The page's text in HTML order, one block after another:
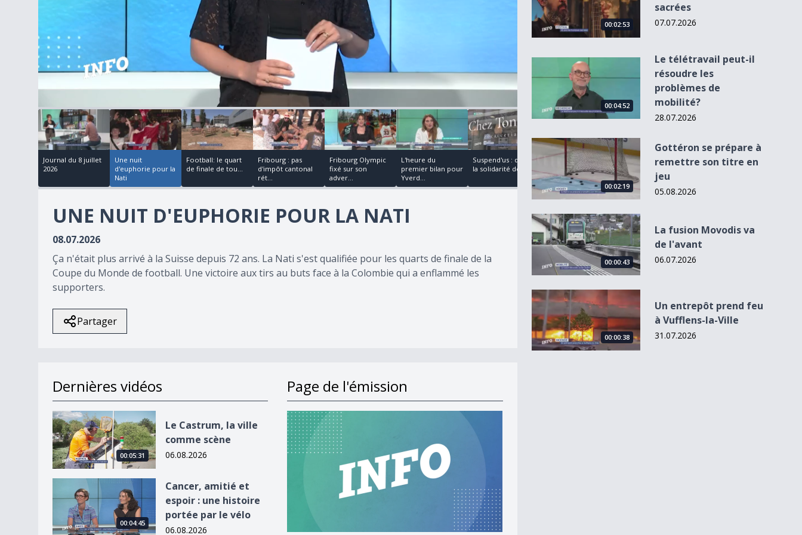
1
minute,
6
seconds
of
22
minutes,
secondsVolume
Journal du 8 juillet
2026
Une nuit
d'euphorie pour la
Nati
Football: le quart
de finale de tou...
Fribourg : pas
d'impôt cantonal
rét...
00:00:19
Fribourg Olympic
fixé sur son
adver...
L'heure du
premier bilan pour
Yverd...
Suspend'us : quand
la solidarité de...
UNE NUIT D'EUPHORIE POUR LA NATI
08.07.2026
Ça n'était plus arrivé à la Suisse depuis 72 ans. La Nati s'est qualifiée pour les quarts de finale de la
Coupe du Monde de football. Une victoire aux tirs au buts face à la Colombie qui a enflammé les
supporters.
Partager
Dernières vidéos
Le Castrum, la ville comme scène
00:05:31
Le Castrum, la ville
comme scène
06.08.2026
Cancer, amitié et espoir : une histoire portée par le vélo
00:04:45
Cancer, amitié et
espoir : une histoire
portée par le vélo
06.08.2026
Page de l'émission
00:02:53
sacrées
07.07.2026
Le télétravail peut-il résoudre les problèmes de mobilité?
00:04:52
Le télétravail peut-il
résoudre les
problèmes de
mobilité?
28.07.2026
Gottéron se prépare à remettre son titre en jeu
00:02:19
Gottéron se prépare à
remettre son titre en
jeu
05.08.2026
La fusion Movodis va de l&#039;avant
00:00:43
La fusion Movodis va
de l'avant
06.07.2026
Un entrepôt prend feu à Vufflens-la-Ville
00:00:38
Un entrepôt prend feu
à Vufflens-la-Ville
31.07.2026